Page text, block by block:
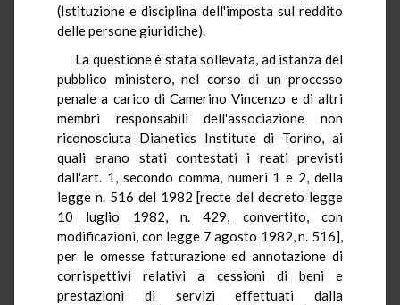
(Istituzione e disciplina dell'imposta sul reddito
delle persone giuridiche).
La questione è stata sollevata, ad istanza del
pubblico ministero, nel corso di un processo
penale a carico di Camerino Vincenzo e di altri
membri responsabili dell'associazione non
riconosciuta Dianetics Institute di Torino, ai
quali erano stati contestati i reati previsti
dall'art. 1, secondo comma, numeri 1 e 2, della
legge n. 516 del 1982 [recte del decreto legge
10 luglio 1982, n. 429, convertito, con
modificazioni, con legge 7 agosto 1982, n. 516],
per le omesse fatturazione ed annotazione di
corrispettivi relativi a cessioni di beni e
prestazioni di servizi effettuati dalla